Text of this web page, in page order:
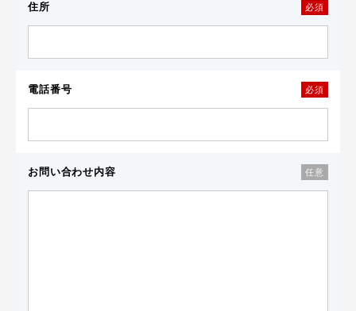
住所 必須
電話番号 必須
お問い合わせ内容 任意